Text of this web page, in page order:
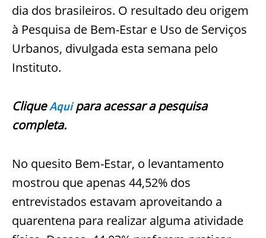
dia dos brasileiros. O resultado deu origem
à Pesquisa de Bem-Estar e Uso de Serviços
Urbanos, divulgada esta semana pelo
Instituto.
CliqueAquipara acessar a pesquisa
completa.
No quesito Bem-Estar, o levantamento
mostrou que apenas 44,52% dos
entrevistados estavam aproveitando a
quarentena para realizar alguma atividade